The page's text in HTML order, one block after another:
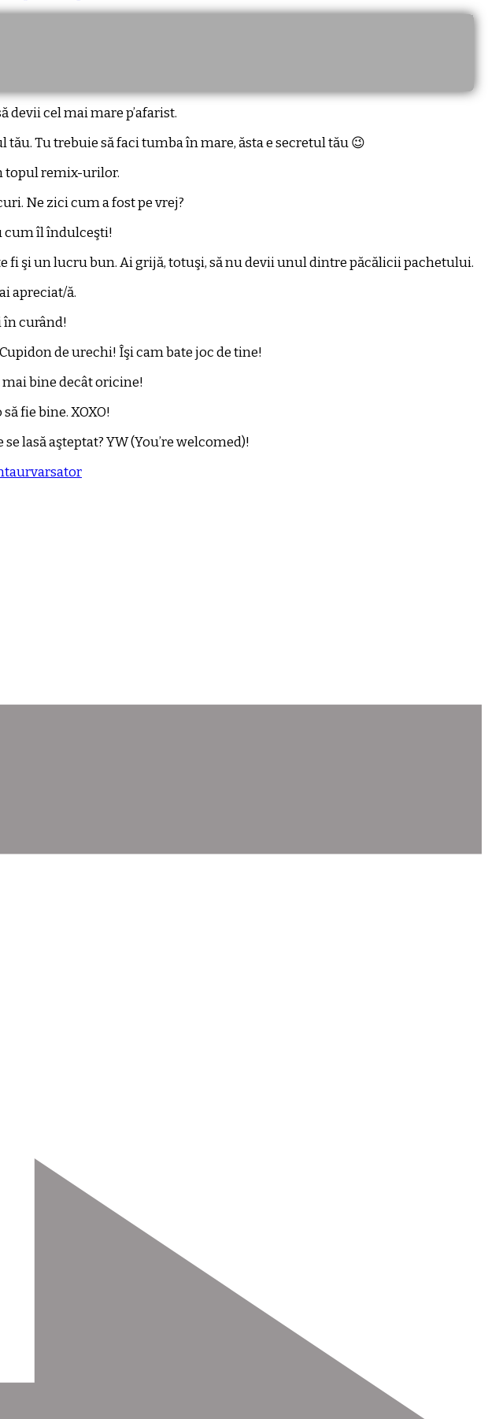
devii cel mai mare p’afarist.
Tu trebuie să faci tumba în mare, ăsta e secretul tău 😉
topul remix-urilor.
Ne zici cum a fost pe vrej?
cum îl îndulceşti!
fi şi un lucru bun. Ai grijă, totuşi, să nu devii unul dintre păcălicii pachetului.
apreciat/ă.
în curând!
de urechi! Îşi cam bate joc de tine!
mai bine decât oricine!
fie bine. XOXO!
lasă aşteptat? YW (You’re welcomed)!
taurvarsator